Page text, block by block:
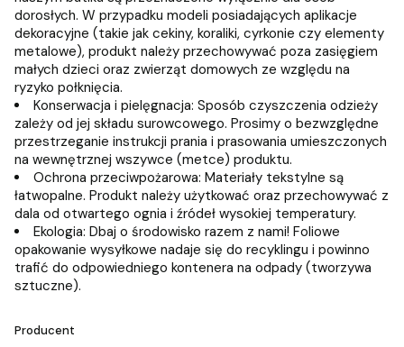
dorosłych. W przypadku modeli posiadających aplikacje
dekoracyjne (takie jak cekiny, koraliki, cyrkonie czy elementy
metalowe), produkt należy przechowywać poza zasięgiem
małych dzieci oraz zwierząt domowych ze względu na
ryzyko połknięcia.
Konserwacja i pielęgnacja: Sposób czyszczenia odzieży
zależy od jej składu surowcowego. Prosimy o bezwzględne
przestrzeganie instrukcji prania i prasowania umieszczonych
na wewnętrznej wszywce (metce) produktu.
Ochrona przeciwpożarowa: Materiały tekstylne są
łatwopalne. Produkt należy użytkować oraz przechowywać z
dala od otwartego ognia i źródeł wysokiej temperatury.
Ekologia: Dbaj o środowisko razem z nami! Foliowe
opakowanie wysyłkowe nadaje się do recyklingu i powinno
trafić do odpowiedniego kontenera na odpady (tworzywa
sztuczne).
Producent